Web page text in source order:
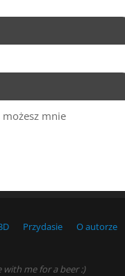
możesz mnie
Przydasie
O autorze
with me for a beer :)